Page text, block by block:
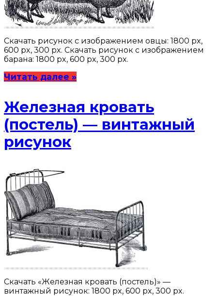
Скачать рисунок с изображением овцы: 1800 px,
600 px, 300 px. Скачать рисунок с изображением
барана: 1800 px, 600 px, 300 px.
Читать далее »
Железная кровать
(постель) — винтажный
рисунок
Скачать «Железная кровать (постель)» —
винтажный рисунок: 1800 px, 600 px, 300 px.